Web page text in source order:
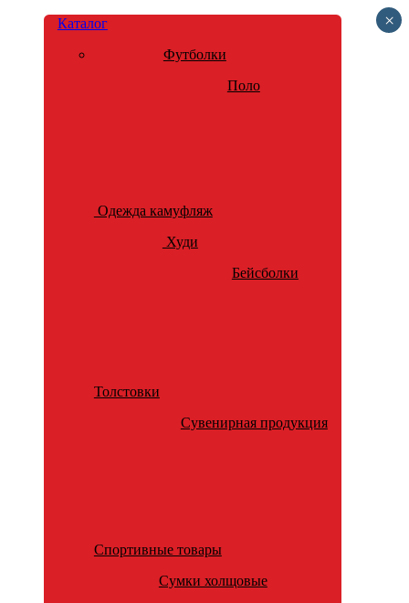
Каталог
Футболки
Поло
Одежда камуфляж
Худи
Бейсболки
Толстовки
Сувенирная продукция
Спортивные товары
Сумки холщовые
×